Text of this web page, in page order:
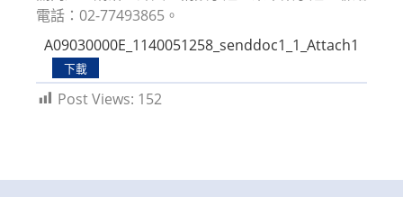
電話：02-77493865。
A09030000E_1140051258_senddoc1_1_Attach1
下載
Post Views: 152